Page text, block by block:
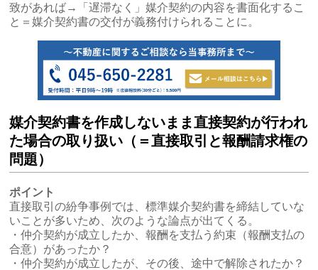
致があれば→「遅滞なく」媒介契約の内容を書面化するこ
と＝媒介契約書の交付が義務付けられることに。
媒介契約書を作成しないまま直接契約が行われ
た場合の取り扱い（＝直接取引と報酬請求権の
問題）
ポイント
直接取引の紛争事例では、標準媒介契約書を締結していな
いことが多いため、次のような論点が出てくる。
・仲介契約が成立したか、報酬を支払う約束（報酬支払の
合意）があったか？
・仲介契約が成立したが、その後、途中で解除されたか？